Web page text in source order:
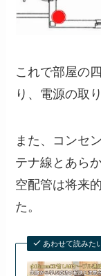
これで部屋の
り、電源の取
また、コンセ
テナ線とあら
空配管は将来
た。
あわせて読みた